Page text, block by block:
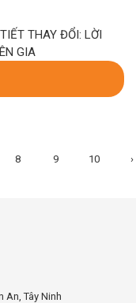
THAY ĐỔI: LỜI
GIA
8 9 10 ›
An, Tây Ninh